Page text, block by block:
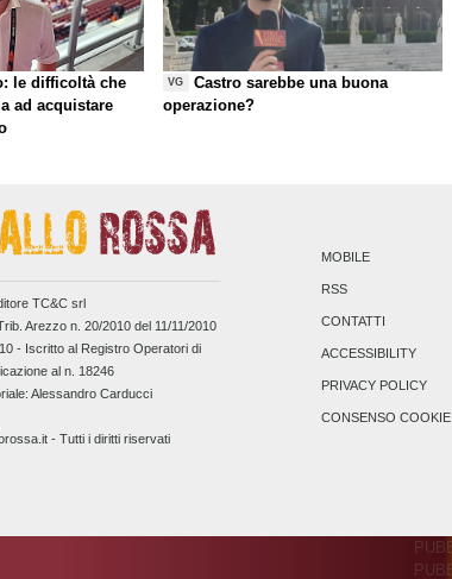
le difficoltà che
ad acquistare
VG
Castro sarebbe una buona
operazione?
TC&C srl
Arezzo n. 20/2010 del 11/11/2010
- Iscritto al Registro Operatori di
al n. 18246
Alessandro Carducci
- Tutti i diritti riservati
MOBILE
RSS
CONTATTI
ACCESSIBILITY
PRIVACY POLICY
CONSENSO COOKIE